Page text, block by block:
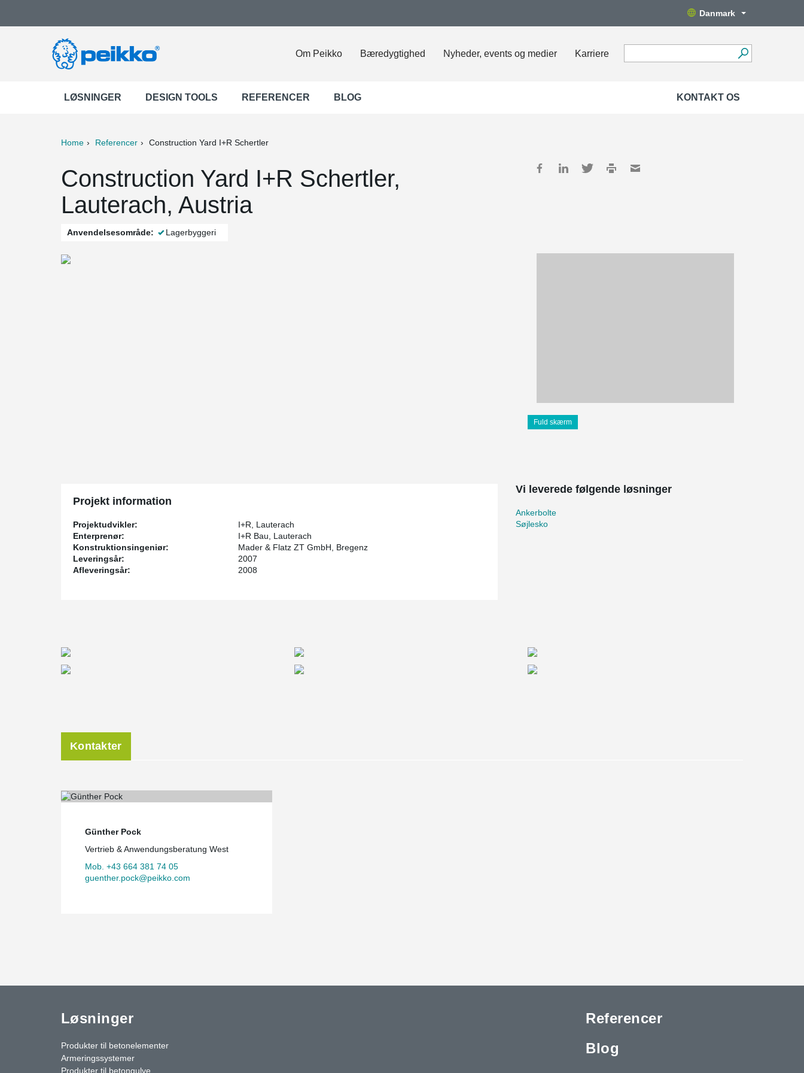
Danmark
Om Peikko Bæredygtighed Nyheder, events og medier Karriere
LØSNINGER DESIGN TOOLS REFERENCER BLOG KONTAKT OS
Home Referencer Construction Yard I+R Schertler
Construction Yard I+R Schertler,
Lauterach, Austria
Anvendelsesområde: Lagerbyggeri
Fuld skærm
Projekt information
Projektudvikler:
I+R, Lauterach
Enterprenør:
I+R Bau, Lauterach
Konstruktionsingeniør:
Mader & Flatz ZT GmbH, Bregenz
Leveringsår:
2007
Afleveringsår:
2008
Vi leverede følgende løsninger
Ankerbolte
Søjlesko
Kontakter
Günther Pock
Vertrieb & Anwendungsberatung West
Mob. +43 664 381 74 05
guenther.pock@peikko.com
Løsninger
Produkter til betonelementer
Armeringssystemer
Produkter til betongulve
Referencer
Blog